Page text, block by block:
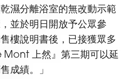
濕分離浴室的無改動示範
並於明日開放予公眾參
樓說明書後，已接獲眾多
Mont 上然』第三期可以延
成績。」